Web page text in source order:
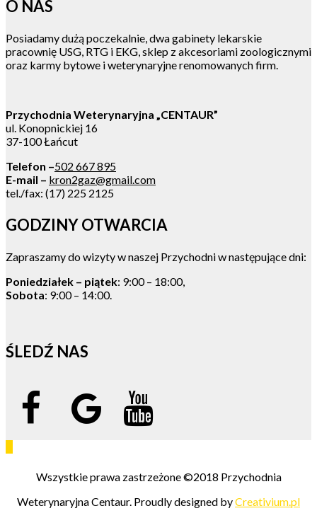
O NAS
Posiadamy dużą poczekalnie, dwa gabinety lekarskie
pracownię USG, RTG i EKG, sklep z akcesoriami zoologicznymi
oraz karmy bytowe i weterynaryjne renomowanych firm.
Przychodnia Weterynaryjna „CENTAUR”
ul. Konopnickiej 16
37-100 Łańcut
Telefon –502 667 895
E-mail – kron2gaz@gmail.com
tel./fax: (17) 225 2125
GODZINY OTWARCIA
Zapraszamy do wizyty w naszej Przychodni w następujące dni:
Poniedziałek – piątek: 9:00 – 18:00,
Sobota: 9:00 – 14:00.
ŚLEDŹ NAS
Wszystkie prawa zastrzeżone ©2018 Przychodnia
Weterynaryjna Centaur. Proudly designed byCreativium.pl